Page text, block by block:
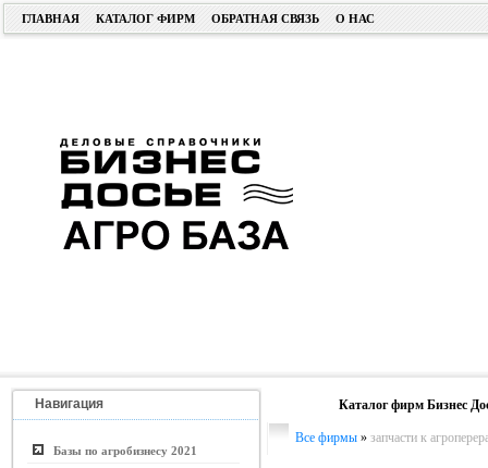
ГЛАВНАЯ КАТАЛОГ ФИРМ ОБРАТНАЯ СВЯЗЬ О НАС
Навигация
Базы по агробизнесу 2021
Каталог фирм Бизнес
Все фирмы » запчасти к